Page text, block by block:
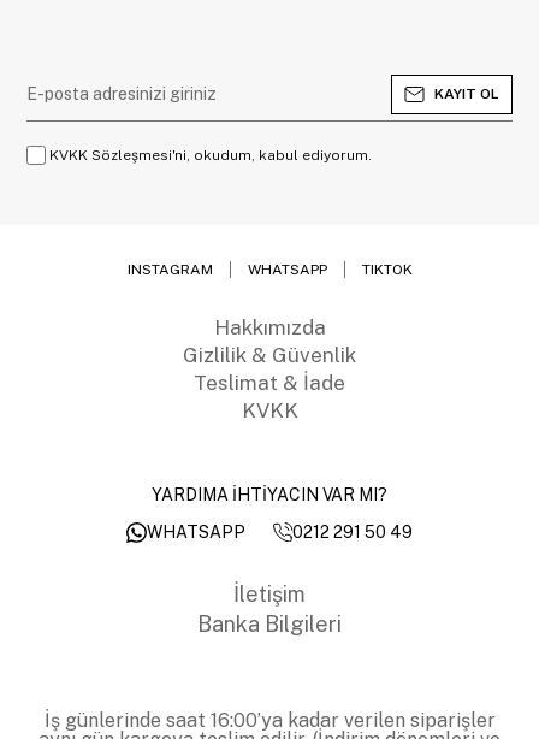
KAYIT OL
KVKK Sözleşmesi'ni, okudum, kabul ediyorum.
INSTAGRAM WHATSAPP TIKTOK
Hakkımızda
Gizlilik & Güvenlik
Teslimat & İade
KVKK
YARDIMA İHTİYACIN VAR MI?
WHATSAPP
0212 291 50 49
İletişim
Banka Bilgileri
İş günlerinde saat 16:00’ya kadar verilen siparişler